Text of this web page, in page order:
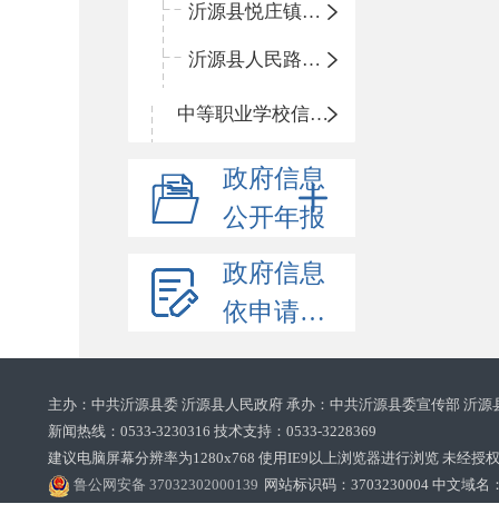
沂源县悦庄镇赵庄小学
沂源县人民路小学
中等职业学校信息公开
政府信息
公开年报
政府信息
依申请公开
主办：中共沂源县委 沂源县人民政府 承办：中共沂源县委宣传部 沂
新闻热线：0533-3230316 技术支持：0533-3228369‌‌
建议电脑屏幕分辨率为1280x768 使用IE9以上浏览器进行浏览 未经授
鲁公网安备 37032302000139 网站标识码：3703230004 中文域名